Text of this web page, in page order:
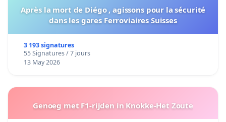
Après la mort de Diégo , agissons pour la sécurité
dans les gares Ferroviaires Suisses
3 193 signatures
55 Signatures / 7 jours
13 May 2026
Genoeg met F1-rijden in Knokke-Het Zoute